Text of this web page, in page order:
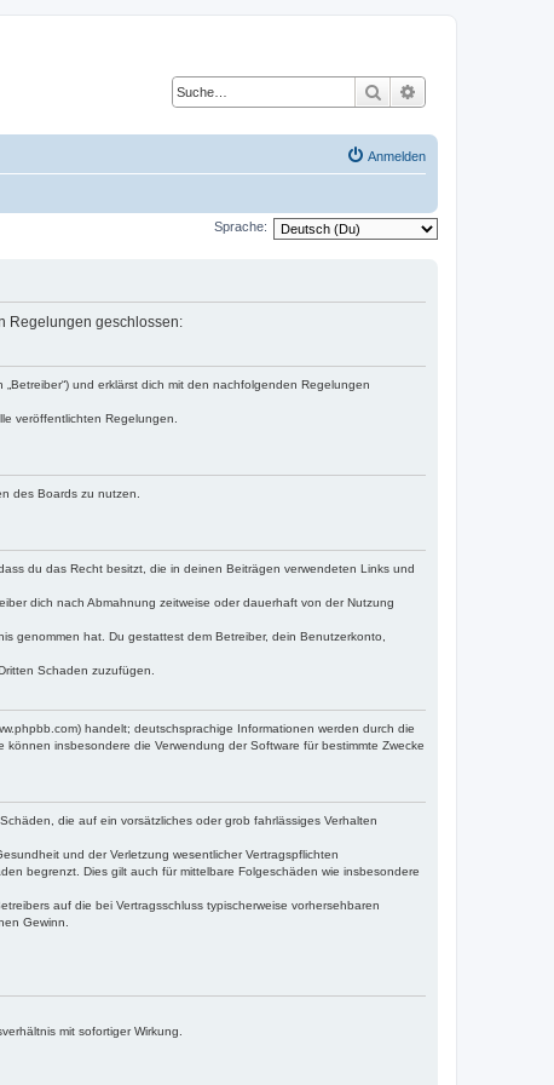
Suche
Anmelden
Sprache:
Regelungen geschlossen:
und erklärst dich mit den nachfolgenden Regelungen
veröffentlichten Regelungen.
des Boards zu nutzen.
du das Recht besitzt, die in deinen Beiträgen verwendeten Links und
dich nach Abmahnung zeitweise oder dauerhaft von der Nutzung
genommen hat. Du gestattest dem Betreiber, dein Benutzerkonto,
Schaden zuzufügen.
handelt; deutschsprachige Informationen werden durch die
insbesondere die Verwendung der Software für bestimmte Zwecke
die auf ein vorsätzliches oder grob fahrlässiges Verhalten
und der Verletzung wesentlicher Vertragspflichten
begrenzt. Dies gilt auch für mittelbare Folgeschäden wie insbesondere
auf die bei Vertragsschluss typischerweise vorhersehbaren
Gewinn.
mit sofortiger Wirkung.